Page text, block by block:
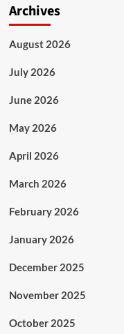
Archives
August 2026
July 2026
June 2026
May 2026
April 2026
March 2026
February 2026
January 2026
December 2025
November 2025
October 2025